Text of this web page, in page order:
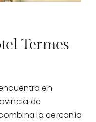
Termes
en
de
la cercanía